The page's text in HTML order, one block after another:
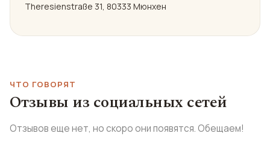
Theresienstraße 31, 80333 Мюнхен
ЧТО ГОВОРЯТ
Отзывы из социальных сетей
Отзывов еще нет, но скоро они появятся. Обещаем!